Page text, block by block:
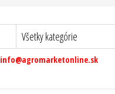
info@agromarketonline.sk